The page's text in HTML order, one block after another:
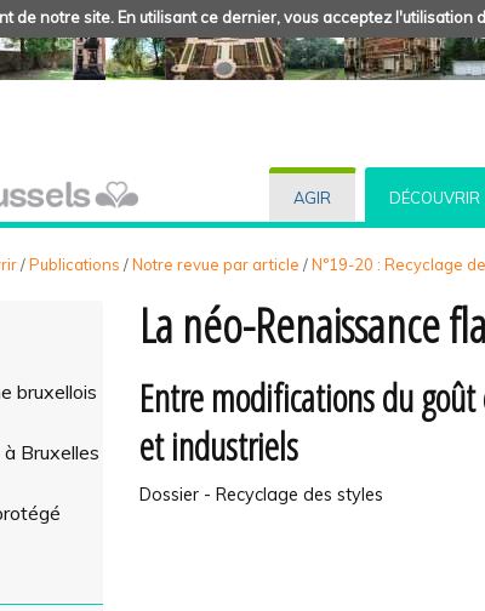
de notre site. En utilisant ce dernier, vous acceptez l'utilisation
AGIR DÉCOUVRIR
/Publications /Notre revue par article /N°19-20 : Recyclage
bruxellois
Bruxelles
La néo-Renaissance
Entre modifications du
et industriels
Dossier - Recyclage des styles